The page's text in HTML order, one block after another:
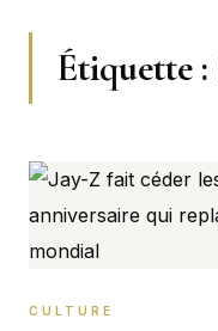
Étiquette :
CULTURE